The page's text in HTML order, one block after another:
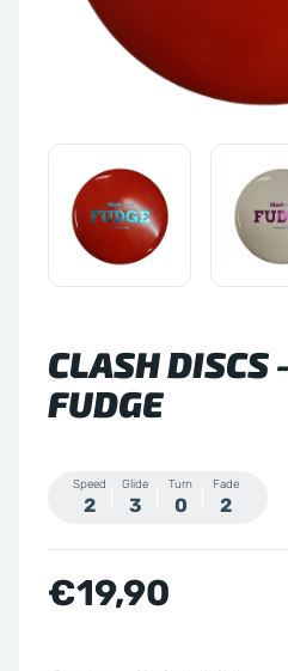
Sacs
CLASH DISCS
FUDGE
Speed
2
Glide
3
Turn
0
Fade
2
€19,90